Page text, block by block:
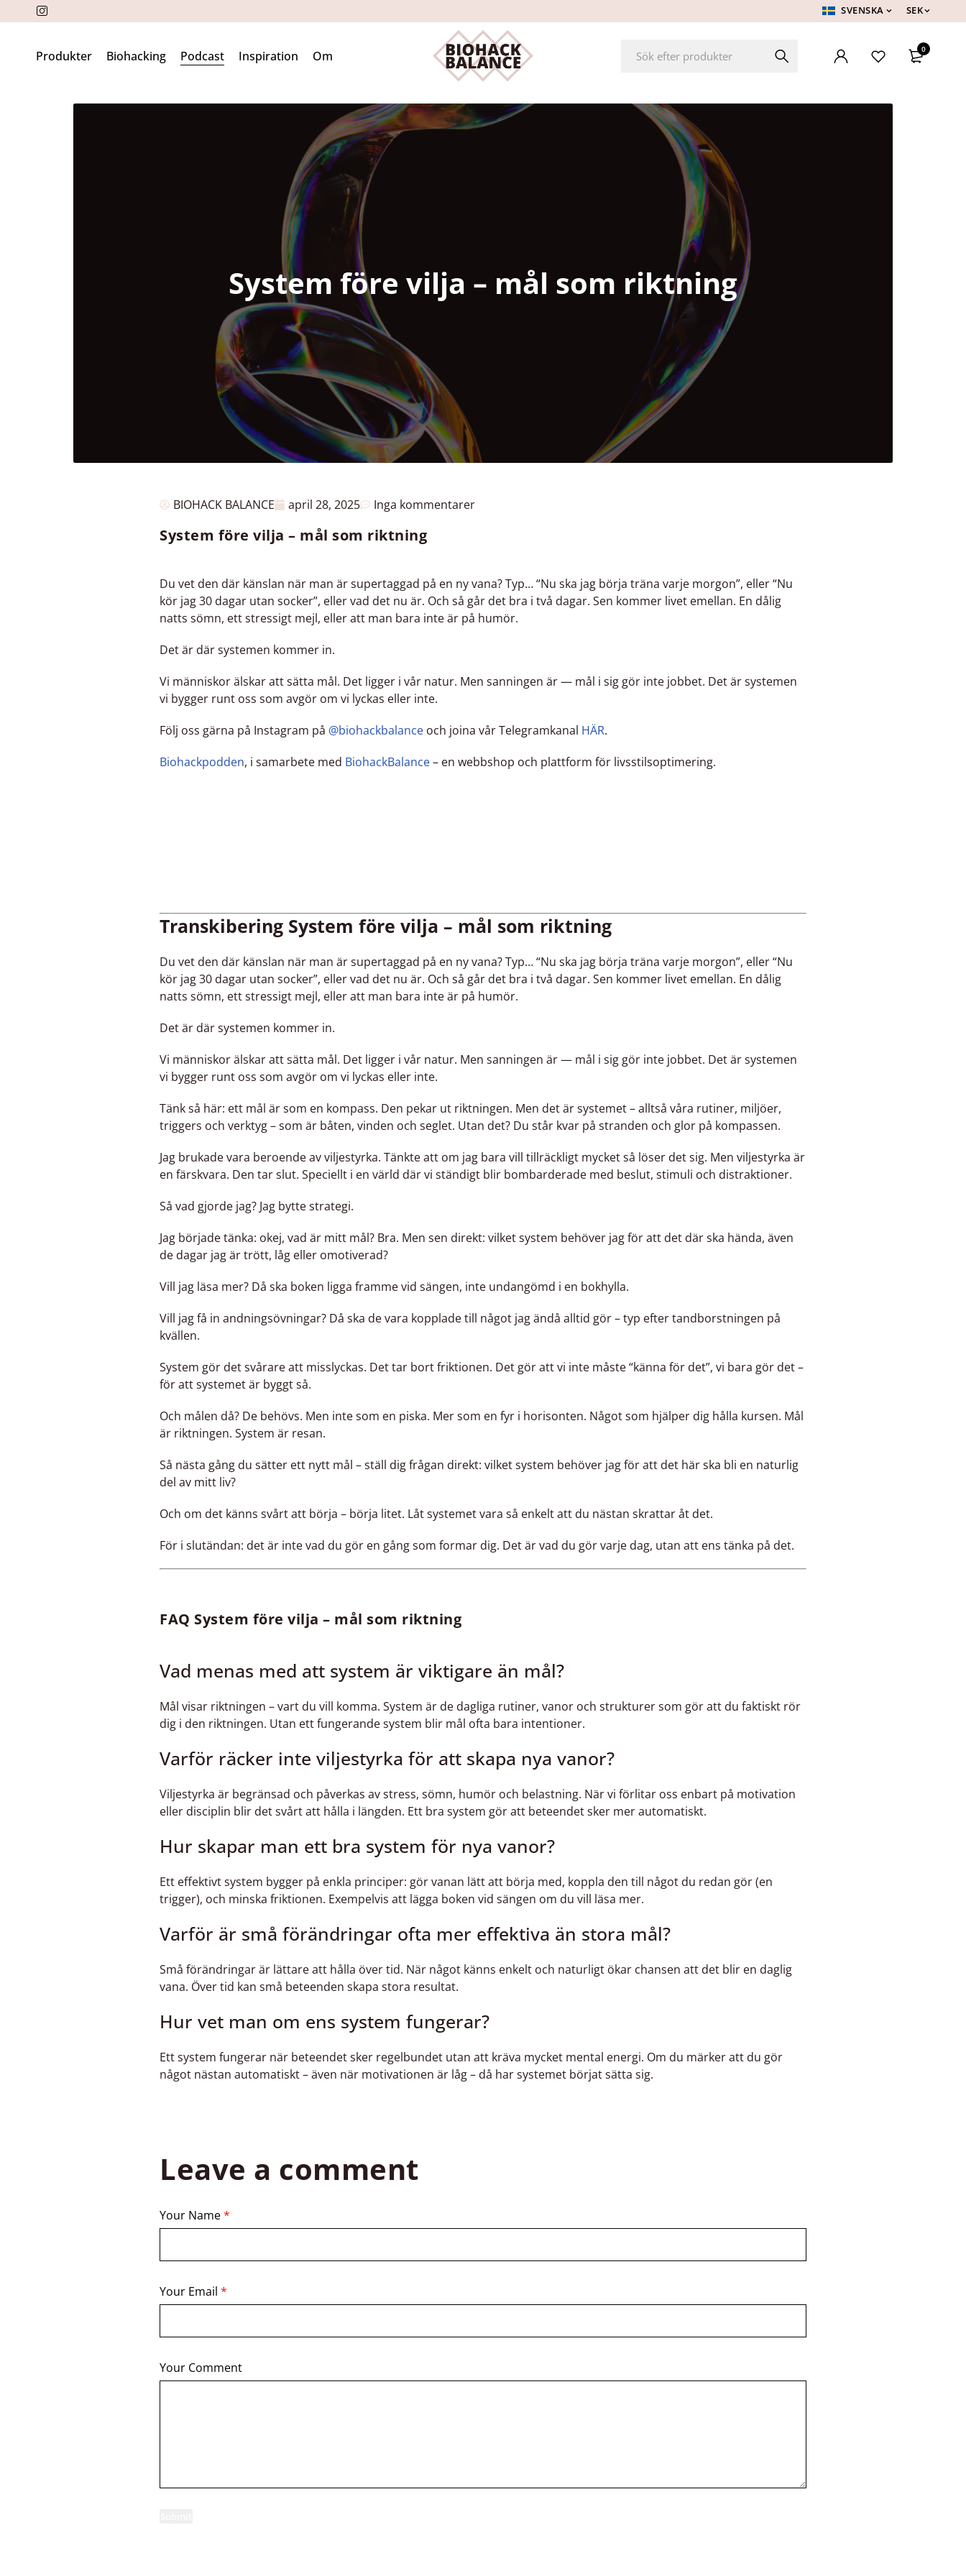
SVENSKA SEK
Produkter Biohacking Podcast Inspiration Om 0
System före vilja – mål som riktning
BIOHACK BALANCE april 28, 2025 Inga kommentarer
System före vilja – mål som riktning
Du vet den där känslan när man är supertaggad på en ny vana? Typ… “Nu ska jag börja träna varje morgon”, eller “Nu
kör jag 30 dagar utan socker”, eller vad det nu är. Och så går det bra i två dagar. Sen kommer livet emellan. En dålig
natts sömn, ett stressigt mejl, eller att man bara inte är på humör.
Det är där systemen kommer in.
Vi människor älskar att sätta mål. Det ligger i vår natur. Men sanningen är — mål i sig gör inte jobbet. Det är systemen
vi bygger runt oss som avgör om vi lyckas eller inte.
Följ oss gärna på Instagram på @biohackbalance och joina vår Telegramkanal HÄR.
Biohackpodden, i samarbete med BiohackBalance– en webbshop och plattform för livsstilsoptimering.
Transkibering System före vilja – mål som riktning
Du vet den där känslan när man är supertaggad på en ny vana? Typ… “Nu ska jag börja träna varje morgon”, eller “Nu
kör jag 30 dagar utan socker”, eller vad det nu är. Och så går det bra i två dagar. Sen kommer livet emellan. En dålig
natts sömn, ett stressigt mejl, eller att man bara inte är på humör.
Det är där systemen kommer in.
Vi människor älskar att sätta mål. Det ligger i vår natur. Men sanningen är — mål i sig gör inte jobbet. Det är systemen
vi bygger runt oss som avgör om vi lyckas eller inte.
Tänk så här: ett mål är som en kompass. Den pekar ut riktningen. Men det är systemet – alltså våra rutiner, miljöer,
triggers och verktyg – som är båten, vinden och seglet. Utan det? Du står kvar på stranden och glor på kompassen.
Jag brukade vara beroende av viljestyrka. Tänkte att om jag bara vill tillräckligt mycket så löser det sig. Men viljestyrka är
en färskvara. Den tar slut. Speciellt i en värld där vi ständigt blir bombarderade med beslut, stimuli och distraktioner.
Så vad gjorde jag? Jag bytte strategi.
Jag började tänka: okej, vad är mitt mål? Bra. Men sen direkt: vilket system behöver jag för att det där ska hända, även
de dagar jag är trött, låg eller omotiverad?
Vill jag läsa mer? Då ska boken ligga framme vid sängen, inte undangömd i en bokhylla.
Vill jag få in andningsövningar? Då ska de vara kopplade till något jag ändå alltid gör – typ efter tandborstningen på
kvällen.
System gör det svårare att misslyckas. Det tar bort friktionen. Det gör att vi inte måste “känna för det”, vi bara gör det –
för att systemet är byggt så.
Och målen då? De behövs. Men inte som en piska. Mer som en fyr i horisonten. Något som hjälper dig hålla kursen. Mål
är riktningen. System är resan.
Så nästa gång du sätter ett nytt mål – ställ dig frågan direkt: vilket system behöver jag för att det här ska bli en naturlig
del av mitt liv?
Och om det känns svårt att börja – börja litet. Låt systemet vara så enkelt att du nästan skrattar åt det.
För i slutändan: det är inte vad du gör en gång som formar dig. Det är vad du gör varje dag, utan att ens tänka på det.
FAQ System före vilja – mål som riktning
Vad menas med att system är viktigare än mål?
Mål visar riktningen – vart du vill komma. System är de dagliga rutiner, vanor och strukturer som gör att du faktiskt rör
dig i den riktningen. Utan ett fungerande system blir mål ofta bara intentioner.
Varför räcker inte viljestyrka för att skapa nya vanor?
Viljestyrka är begränsad och påverkas av stress, sömn, humör och belastning. När vi förlitar oss enbart på motivation
eller disciplin blir det svårt att hålla i längden. Ett bra system gör att beteendet sker mer automatiskt.
Hur skapar man ett bra system för nya vanor?
Ett effektivt system bygger på enkla principer: gör vanan lätt att börja med, koppla den till något du redan gör (en
trigger), och minska friktionen. Exempelvis att lägga boken vid sängen om du vill läsa mer.
Varför är små förändringar ofta mer effektiva än stora mål?
Små förändringar är lättare att hålla över tid. När något känns enkelt och naturligt ökar chansen att det blir en daglig
vana. Över tid kan små beteenden skapa stora resultat.
Hur vet man om ens system fungerar?
Ett system fungerar när beteendet sker regelbundet utan att kräva mycket mental energi. Om du märker att du gör
något nästan automatiskt – även när motivationen är låg – då har systemet börjat sätta sig.
Leave a comment
Your Name*
Your Email *
Your Comment